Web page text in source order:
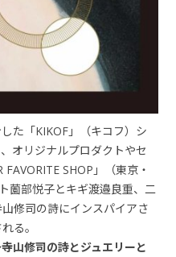
た「KIKOF」（キコフ）シ
オリジナルプロダクトやセ
SHOP」（東京・
薗部悦子とキギ渡邉良重、二
修司の詩にインスパイアさ
る。
山修司の詩とジュエリーと